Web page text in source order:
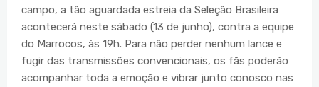
campo, a tão aguardada estreia da Seleção Brasileira
acontecerá neste sábado (13 de junho), contra a equipe
do Marrocos, às 19h. Para não perder nenhum lance e
fugir das transmissões convencionais, os fãs poderão
acompanhar toda a emoção e vibrar junto conosco nas